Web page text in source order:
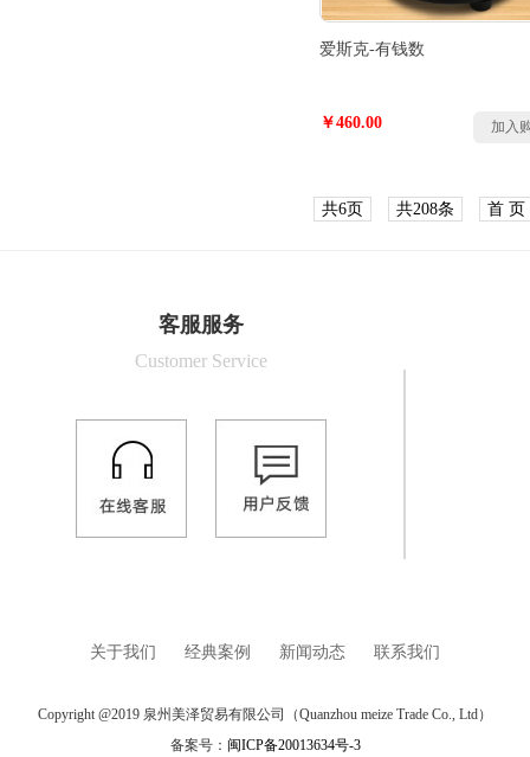
爱斯克-有钱数
￥460.00 加入
共6页 共208条 首 页
客服服务
Customer Service
关于我们 经典案例 新闻动态 联系我们
Copyright @2019 泉州美泽贸易有限公司（Quanzhou meize Trade Co., Ltd）
备案号： 闽ICP备20013634号-3